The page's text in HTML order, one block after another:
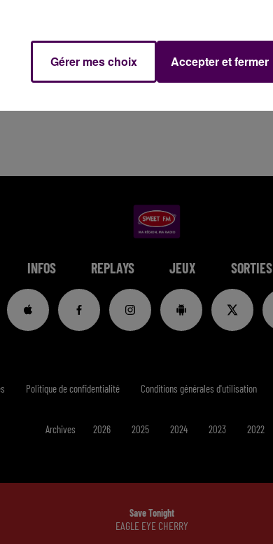
INFOS REPLAYS JEUX SORTIES
Save Tonight
EAGLE EYE CHERRY
Politique de confidentialité Conditions générales d'utilisation
Archives 2026 2025 2024 2023 2022
Gérer mes choix Accepter et fermer